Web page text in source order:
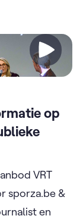
op
VRT
sporza.be &
en